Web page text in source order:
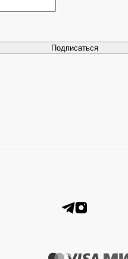
Подписаться